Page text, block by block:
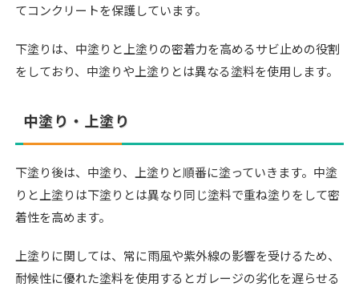
てコンクリートを保護しています。
下塗りは、中塗りと上塗りの密着力を高めるサビ止めの役割
をしており、中塗りや上塗りとは異なる塗料を使用します。
中塗り・上塗り
下塗り後は、中塗り、上塗りと順番に塗っていきます。中塗
りと上塗りは下塗りとは異なり同じ塗料で重ね塗りをして密
着性を高めます。
上塗りに関しては、常に雨風や紫外線の影響を受けるため、
耐候性に優れた塗料を使用するとガレージの劣化を遅らせる